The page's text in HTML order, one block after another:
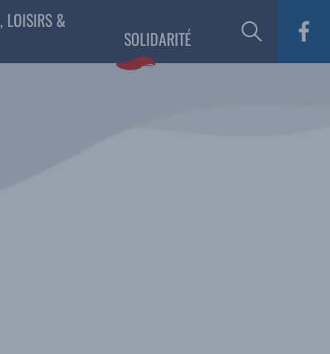
LOISIRS &
SOLIDARITÉ